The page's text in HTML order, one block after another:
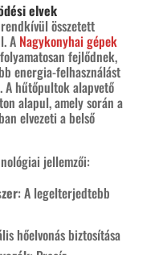
elvek
összetett
A Nagykonyhai gépek
fejlődnek,
energia-felhasználást
hűtőpultok alapvető
alapul, amely során a
elvezeti a belső
jellemzői:
: A legelterjedtebb
hőelvonás biztosítása